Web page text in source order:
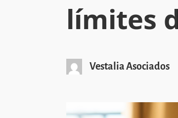
límites
Vestalia Asociados